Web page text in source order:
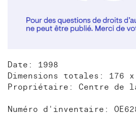
Date: 1998
Dimensions totales: 176 x
Propriétaire: Centre de
Numéro d'inventaire: